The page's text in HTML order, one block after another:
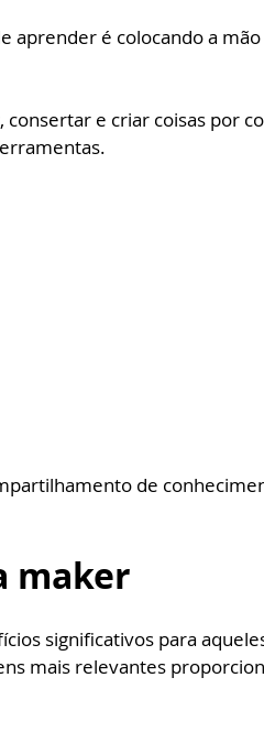
aprender é colocando a mão
e criar coisas por
de
maker
significativos para
mais relevantes